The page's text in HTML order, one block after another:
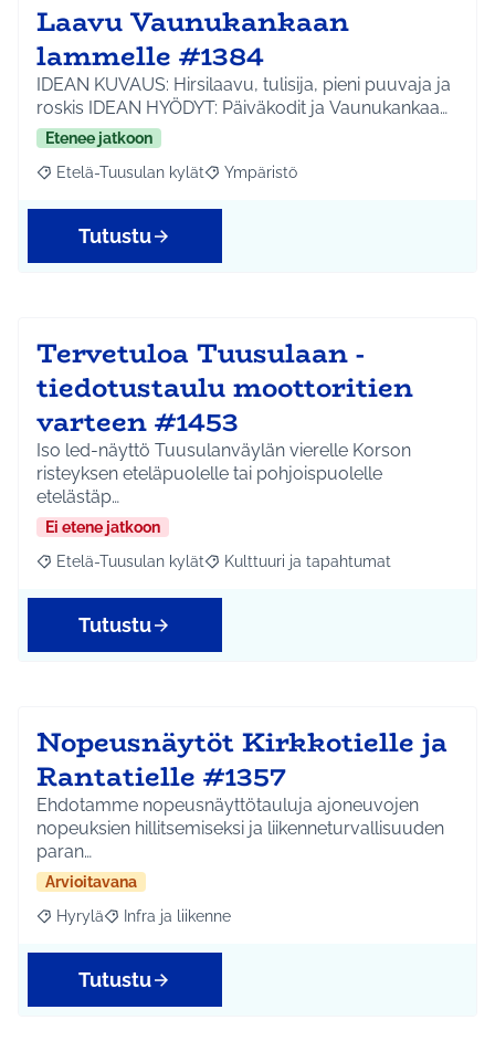
Laavu Vaunukankaan
lammelle #1384
IDEAN KUVAUS: Hirsilaavu, tulisija, pieni puuvaja ja
roskis IDEAN HYÖDYT: Päiväkodit ja Vaunukankaa…
Etenee jatkoon
Rajaa tulokset aihepiirin mukaan: Etelä-Tuusulan kylät
Etelä-Tuusulan kylät Rajaa tulokset teeman mukaan:
Ympäristö
Tutustu
Tervetuloa Tuusulaan -
tiedotustaulu moottoritien
varteen #1453
Iso led-näyttö Tuusulanväylän vierelle Korson
risteyksen eteläpuolelle tai pohjoispuolelle
etelästäp…
Ei etene jatkoon
Rajaa tulokset aihepiirin mukaan: Etelä-Tuusulan kylät
Etelä-Tuusulan kylät Rajaa tulokset teeman mukaan:
Kulttuuri ja tapahtumat
Tutustu
Nopeusnäytöt Kirkkotielle ja
Rantatielle #1357
Ehdotamme nopeusnäyttötauluja ajoneuvojen
nopeuksien hillitsemiseksi ja liikenneturvallisuuden
paran…
Arvioitavana
Rajaa tulokset aihepiirin mukaan: Hyrylä
Hyrylä Rajaa tulokset teeman mukaan: Infra ja liikenne
Infra ja liikenne
Tutustu